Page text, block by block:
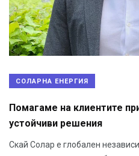
СОЛАРНА ЕНЕРГИЯ
Помагаме на клиентите
устойчиви решения
Скай Солар е глобален